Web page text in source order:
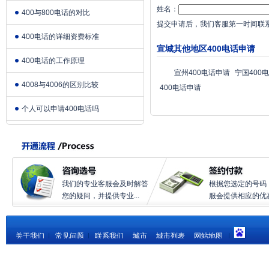
400与800电话的对比
400电话的详细资费标准
400电话的工作原理
4008与4006的区别比较
个人可以申请400电话吗
姓名：
提交申请后，我们客服第一时间联
宣城其他地区400电话申请
宣州400电话申请 宁国400
400电话申请
我们的专业客服会及时解答
您的疑问，并提供专业...
根据您选定的号码
服会提供相应的优
关于我们 常见问题 联系我们 城市 城市列表 网站地图